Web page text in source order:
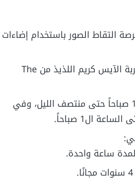
التقاط الصور باستخدام إضاءات
ننصحك أن تقوم بتجربة الآيس كريم اللذيذ من The
مواعيد العمل من 10 صباحاً حتى منتصف الليل، وفي
ال1 صباحاً.